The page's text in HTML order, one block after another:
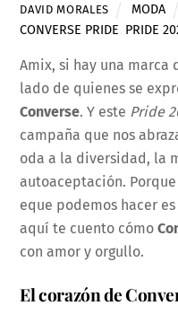
DAVID MORALES MODA
CONVERSE PRIDE PRIDE
Amix, si hay una marca
lado de quienes se
Converse. Y este Pride
campaña que nos
oda a la diversidad, la
autoaceptación.
eque podemos hacer
aquí te cuento cómo
con amor y orgullo.
El corazón de